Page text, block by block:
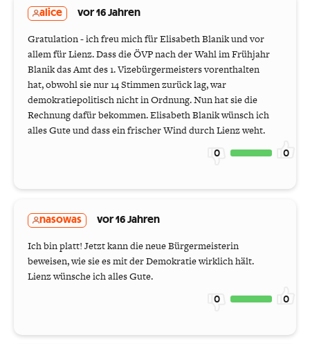
alice vor 16 Jahren
Gratulation - ich freu mich für Elisabeth Blanik und vor
allem für Lienz. Dass die ÖVP nach der Wahl im Frühjahr
Blanik das Amt des 1. Vizebürgermeisters vorenthalten
hat, obwohl sie nur 14 Stimmen zurück lag, war
demokratiepolitisch nicht in Ordnung. Nun hat sie die
Rechnung dafür bekommen. Elisabeth Blanik wünsch ich
alles Gute und dass ein frischer Wind durch Lienz weht.
0 0
nasowas vor 16 Jahren
Ich bin platt! Jetzt kann die neue Bürgermeisterin
beweisen, wie sie es mit der Demokratie wirklich hält.
Lienz wünsche ich alles Gute.
0 0